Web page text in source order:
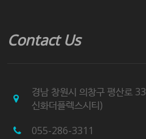
Contact Us
경남 창원시 의창구 평산로
신화더플렉스시티)
055-286-3311